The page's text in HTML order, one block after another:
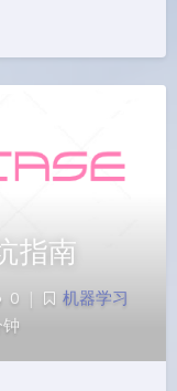
指南
0 |
机器学习